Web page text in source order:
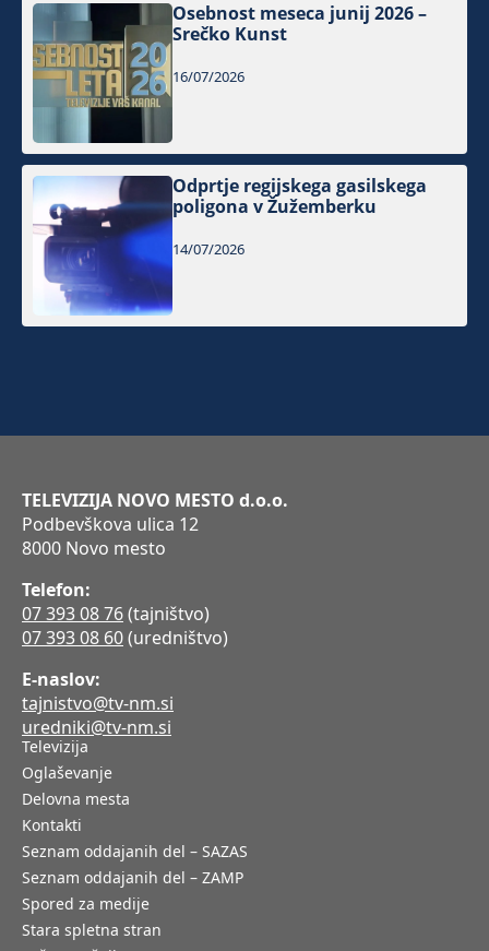
Osebnost meseca junij 2026 –
Srečko Kunst
16/07/2026
Odprtje regijskega gasilskega
poligona v Žužemberku
14/07/2026
TELEVIZIJA NOVO MESTO d.o.o.
Podbevškova ulica 12
8000 Novo mesto
Telefon:
07 393 08 76(tajništvo)
07 393 08 60(uredništvo)
E-naslov:
tajnistvo@tv-nm.si
uredniki@tv-nm.si
Televizija
Oglaševanje
Delovna mesta
Kontakti
Seznam oddajanih del – SAZAS
Seznam oddajanih del – ZAMP
Spored za medije
Stara spletna stran